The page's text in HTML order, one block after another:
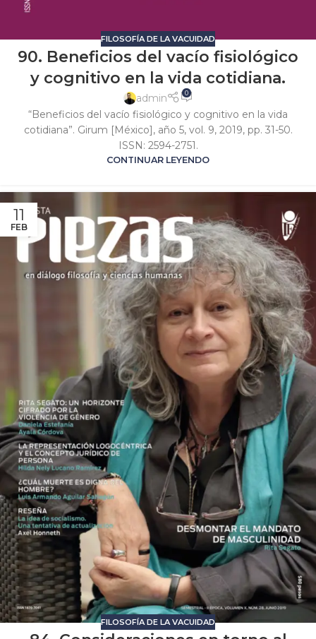
FILOSOFÍA DE LA VACUIDAD
90. Beneficios del vacío fisiológico
y cognitivo en la vida cotidiana.
admin 0
“Beneficios del vacío fisiológico y cognitivo en la vida
cotidiana”. Girum [México], año 5, vol. 9, 2019, pp. 31-50.
ISSN: 2594-2751.
CONTINUAR LEYENDO
11
FEB
FILOSOFÍA DE LA VACUIDAD